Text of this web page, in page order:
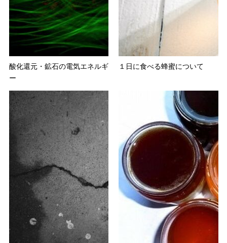
酸化還元・鉱石の電気エネルギ
ー
１日に食べる蜂蜜について